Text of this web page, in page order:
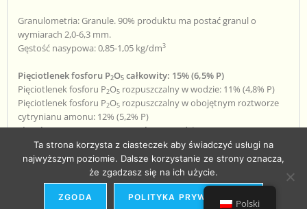
Granulometria: Granule. 90% produktu ma postać granul o
wymiarach 2,0-6,3 mm.
Gęstość nasypowa: 0,85-1,05 kg/dm3
Pięciotlenek fosforu P2O5 całkowity: 15% (6,5% P)
Pięciotlenek fosforu P2O5 rozpuszczalny w wodzie: 11% (4,8% P)
Pięciotlenek fosforu P2O5 rozpuszczalny w obojętnym roztworze
cytrynianu amonu: 12% (5,2% P)
Tlenek potasu K2O rozpuszczalny w wodzie: 30% (24,9% K)
Tlenek wapnia CaO całkowity: 15% (10,7% Ca)
Tlenek wapnia CaO rozpuszczalny w wodzie: 9% (6,4% Ca)
Trójtlenek siarki SO 3rozpuszczalny w wodzie: 7% (2,8% S)
Składniki produktu:
Polski
Ta strona korzysta z ciasteczek aby świadczyć usługi na
najwyższym poziomie. Dalsze korzystanie ze strony oznacza,
że zgadzasz się na ich użycie.
ZGODA POLITYKA PRYWATNOŚCI